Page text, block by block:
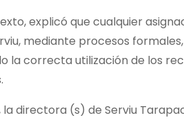
explicó que cualquier
mediante procesos
la correcta utilización de los
la directora (s) de Serviu